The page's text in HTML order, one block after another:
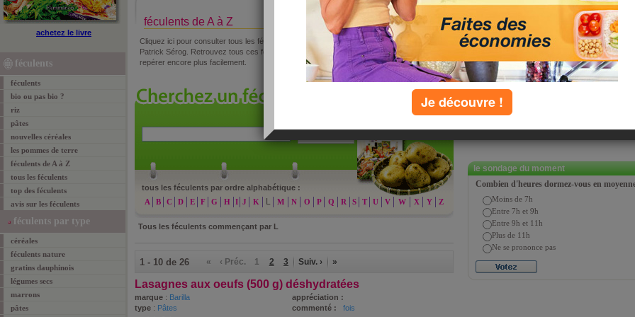
achetez le livre
féculents
féculents
bio ou pas bio ?
riz
pâtes
nouvelles céréales
les pommes de terre
féculents de A à Z
tous les féculents
top des féculents
avis sur les féculents
féculents par type
céréales
féculents nature
gratins dauphinois
légumes secs
marrons
pâtes
féculents de A à Z
Cliquez ici pour consulter tous les féculents étudiés dans Savoir Manger de JM Cohen et
Patrick Sérog. Retrouvez tous ces féculents classés par ordre alphabétique afin de vous
repérer encore plus facilement.
tous les féculents par ordre alphabétique :
A
B C D E F G H I J K L M N O P Q R S T U V W X Y Z
Tous les féculents commençant par L
1 - 10 de 26 « ‹ Préc. 1 2 3 Suiv. › »
Lasagnes aux oeufs (500 g) déshydratées
marque : Barilla
appréciation :
type : Pâtes commenté :
fois
le sondage du moment
Combien d'heures dormez-vous en
Moins de 7h
Entre 7h et 9h
Entre 9h et 11h
Plus de 11h
Ne se prononce pas
Je découvre !